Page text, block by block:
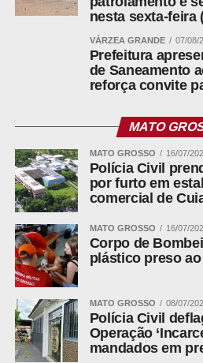
“Isso aqui é o matadouro”:
EXCLUSIVO:compras pela
dos direitos do consumidor
EXCLUSIVO:Mato Grosso
serem mulheres;revela
EXCLUSIVO: ex-assessor acusa
confiscar salários e manter
testados pelo Idec, saiba quais
nesta sexta-feira
VÁRZEA GRANDE 07/08/
Prefeitura
de Saneamento
reforça convite
MATO
MATO GROSSO 16/07/
Polícia Civil
por furto em
comercial de
MATO GROSSO 16/07/
Corpo de
plástico preso
MATO GROSSO 08/07/
Polícia Civil
Operação
mandados em